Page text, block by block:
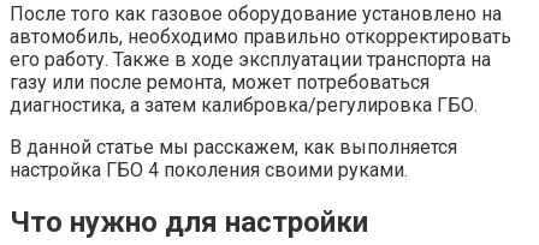
После того как газовое оборудование установлено на
автомобиль, необходимо правильно откорректировать
его работу. Также в ходе эксплуатации транспорта на
газу или после ремонта, может потребоваться
диагностика, а затем калибровка/регулировка ГБО.
В данной статье мы расскажем, как выполняется
настройка ГБО 4 поколения своими руками.
Что нужно для настройки